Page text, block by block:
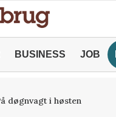
BUSINESS JOB
døgnvagt i høsten